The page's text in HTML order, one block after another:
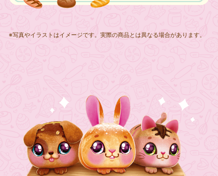
※写真やイラストはイメージです。実際の商品とは異なる場合があります。